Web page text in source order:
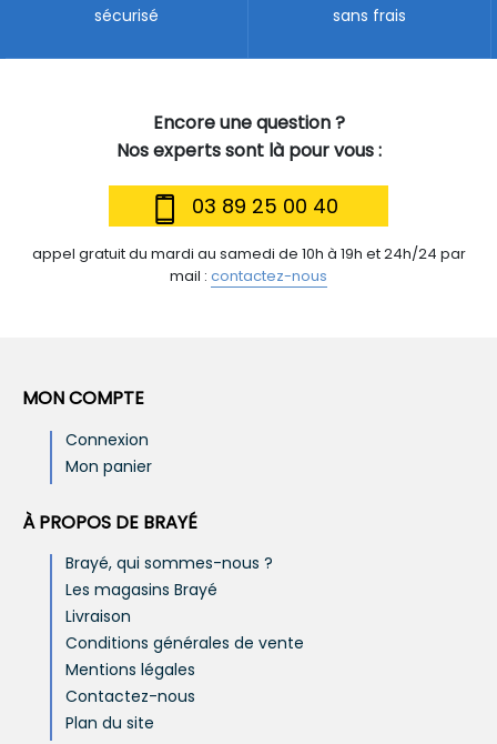
Encore une question ?
Nos experts sont là pour vous :
03 89 25 00 40
appel gratuit du mardi au samedi de 10h à 19h et 24h/24 par
mail : contactez-nous
sécurisé
sans frais
MON COMPTE
Connexion
Mon panier
À PROPOS DE BRAYÉ
Brayé, qui sommes-nous ?
Les magasins Brayé
Livraison
Conditions générales de vente
Mentions légales
Contactez-nous
Plan du site